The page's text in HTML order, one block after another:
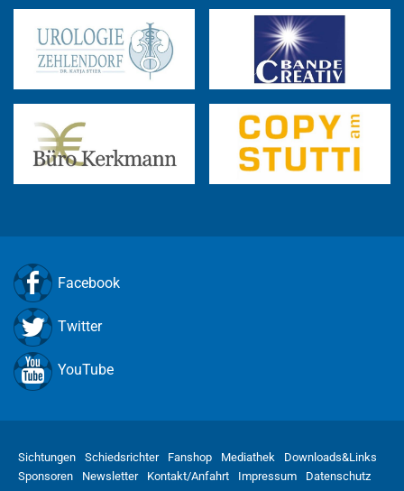
Facebook
Twitter
YouTube
Sichtungen Schiedsrichter Fanshop Mediathek
Downloads&Links
Sponsoren
Newsletter Kontakt/Anfahrt Impressum Datenschutz